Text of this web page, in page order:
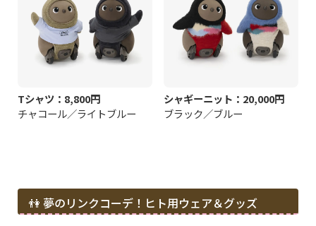
Tシャツ：8,800円
チャコール／ライトブルー
シャギーニット：20,000円
ブラック／ブルー
👫 夢のリンクコーデ！ヒト用ウェア＆グッズ